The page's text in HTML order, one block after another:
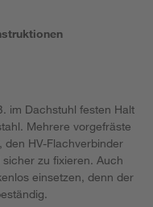
im Dachstuhl festen Halt
Mehrere vorgefräste
HV-Flachverbinder
zu fixieren. Auch
einsetzen, denn der